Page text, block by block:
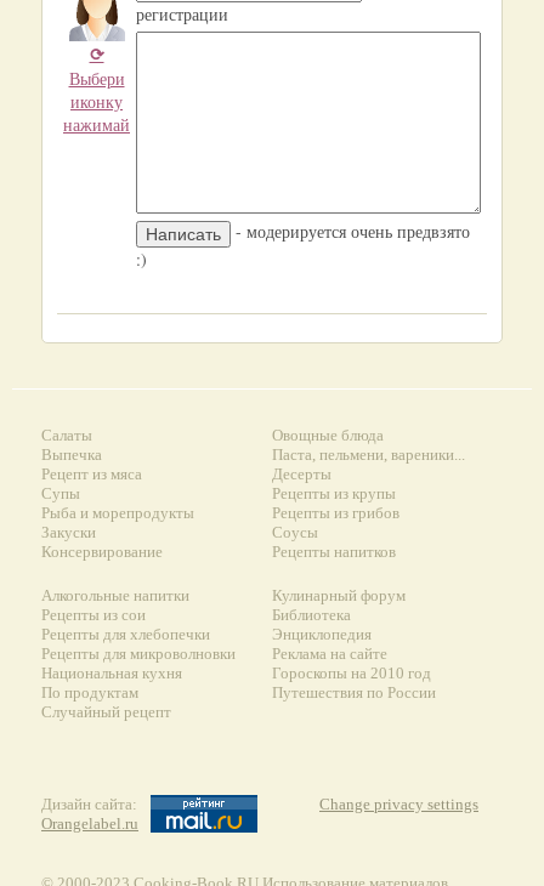
⟳
Выбери
иконку
нажимай
регистрации
- модерируется очень предвзято
:)
Салаты
Выпечка
Рецепт из мяса
Супы
Рыба и морепродукты
Закуски
Консервирование
Овощные блюда
Паста, пельмени, вареники...
Десерты
Рецепты из крупы
Рецепты из грибов
Соусы
Рецепты напитков
Алкогольные напитки
Рецепты из сои
Рецепты для хлебопечки
Рецепты для микроволновки
Национальная кухня
По продуктам
Случайный рецепт
Кулинарный форум
Библиотека
Энциклопедия
Реклама на сайте
Гороскопы на 2010 год
Путешествия по России
Дизайн сайта:
Orangelabel.ru
Change privacy settings